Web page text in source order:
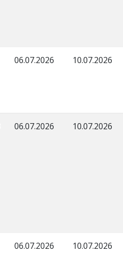
06.07.2026 10.07.2026
06.07.2026 10.07.2026
06.07.2026 10.07.2026